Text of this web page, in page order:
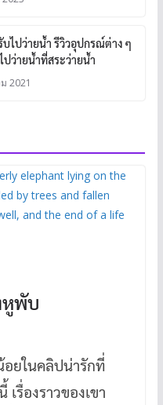
ไปว่ายน้ำ รีวิวอุปกรณ์ต่าง ๆ
ปว่ายน้ำที่สระว่ายน้ำ
2021
หูพับ
ยในคลิปน่ารักที่
รื่องราวของเขา